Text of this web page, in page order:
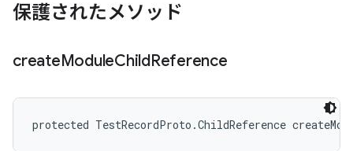
保護されたメソッド
createModuleChildReference
protected TestRecordProto.ChildReference